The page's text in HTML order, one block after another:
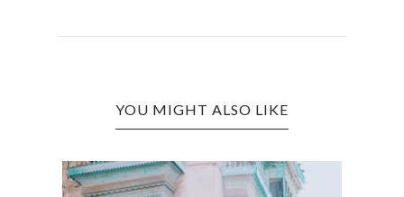
YOU MIGHT ALSO LIKE